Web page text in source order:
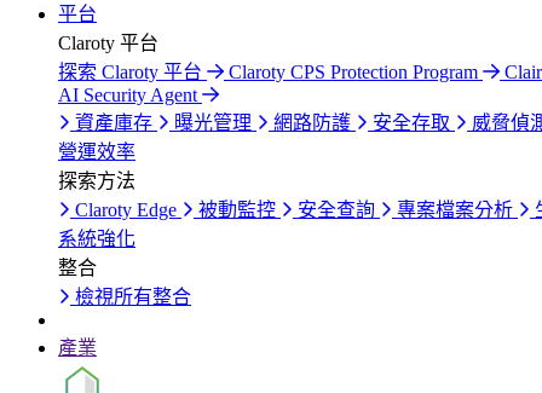
平台
Claroty 平台
探索 Claroty 平台
Claroty CPS Protection Program
AI Security Agent
資產庫存
曝光管理 網路防護 安全存取
威脅偵
營運效率
探索方法
Claroty Edge
被動監控 安全查詢 專案檔案分析
系統強化
整合
檢視所有整合
產業